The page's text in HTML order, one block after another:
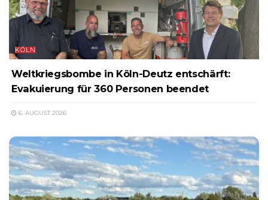
KÖLN
Weltkriegsbombe in Köln-Deutz entschärft:
Evakuierung für 360 Personen beendet
6. AUGUST 2026